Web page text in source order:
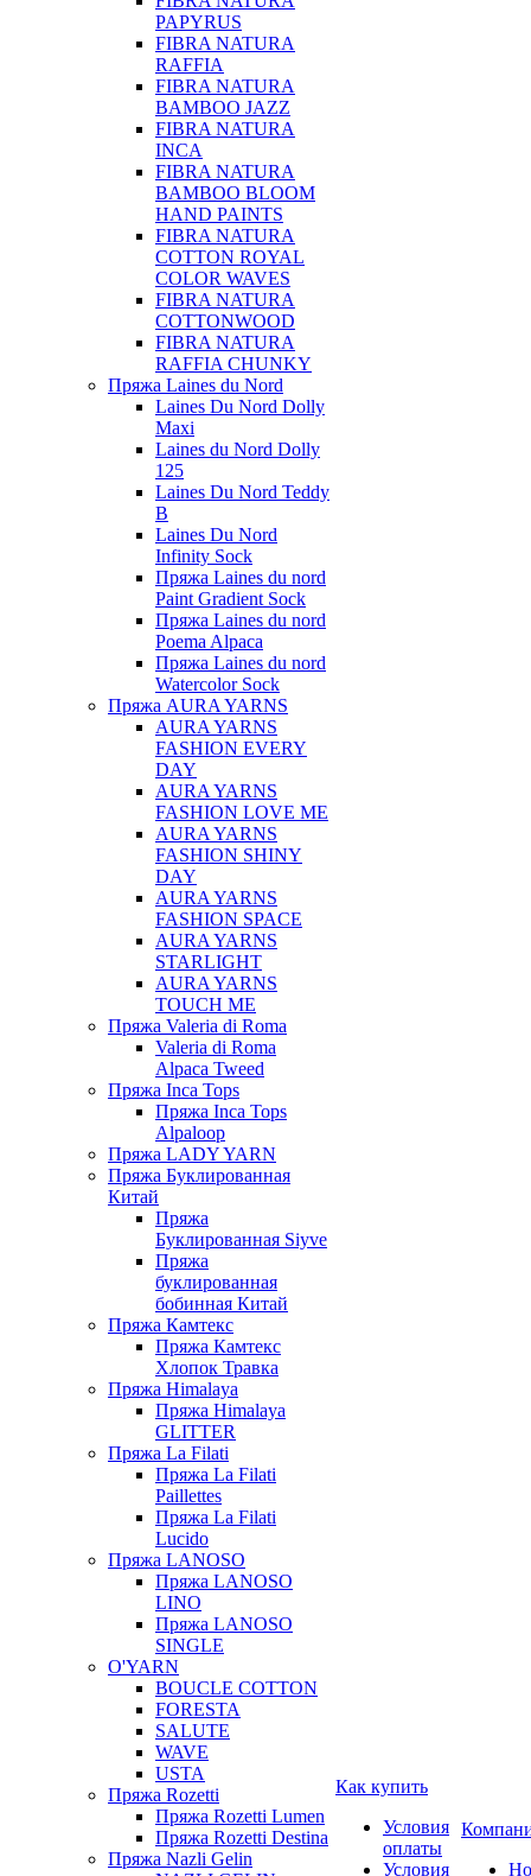
PAPYRUS
FIBRA NATURA
RAFFIA
FIBRA NATURA
BAMBOO JAZZ
FIBRA NATURA
INCA
FIBRA NATURA
BAMBOO BLOOM
HAND PAINTS
FIBRA NATURA
COTTON ROYAL
COLOR WAVES
FIBRA NATURA
COTTONWOOD
FIBRA NATURA
RAFFIA CHUNKY
Пряжа Laines du Nord
Laines Du Nord Dolly
Maxi
Laines du Nord Dolly
125
Laines Du Nord Teddy
B
Laines Du Nord
Infinity Sock
Пряжа Laines du nord
Paint Gradient Sock
Пряжа Laines du nord
Poema Alpaca
Пряжа Laines du nord
Watercolor Sock
Пряжа AURA YARNS
AURA YARNS
FASHION EVERY
DAY
AURA YARNS
FASHION LOVE ME
AURA YARNS
FASHION SHINY
DAY
AURA YARNS
FASHION SPACE
AURA YARNS
STARLIGHT
AURA YARNS
TOUCH ME
Пряжа Valeria di Roma
Valeria di Roma
Alpaca Tweed
Пряжа Inca Tops
Пряжа Inca Tops
Alpaloop
Пряжа LADY YARN
Пряжа Буклированная
Китай
Пряжа
Буклированная Siyve
Пряжа
буклированная
бобинная Китай
Пряжа Камтекс
Пряжа Камтекс
Хлопок Травка
Пряжа Himalaya
Пряжа Himalaya
GLITTER
Пряжа La Filati
Пряжа La Filati
Paillettes
Пряжа La Filati
Lucido
Пряжа LANOSO
Пряжа LANOSO
LINO
Пряжа LANOSO
SINGLE
O'YARN
BOUCLE COTTON
FORESTA
SALUTE
WAVE
USTA
Пряжа Rozetti
Пряжа Rozetti Lumen
Пряжа Rozetti Destina
Пряжа Nazli Gelin
Как купить
Условия
оплаты
Условия